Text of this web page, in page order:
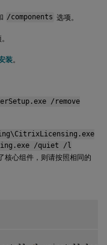
/components 选项。
装。
/remove
/quiet /l
核心组件，则请按照相同的